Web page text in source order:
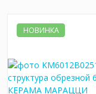
НОВИНКА